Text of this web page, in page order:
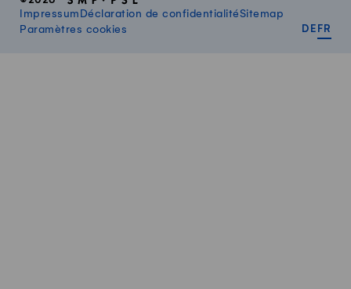
Impressum Déclaration de confidentialitéSitemap
Paramètres cookies
DE FR